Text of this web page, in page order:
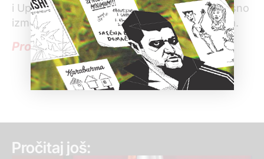
i Uprave kriminalističke policije (UKP), odnosno
između Bratislava Dikića i Rodoljuba Milovića.
Pročitajte detaljnije u posebnoj vesti
Pročitaj još: